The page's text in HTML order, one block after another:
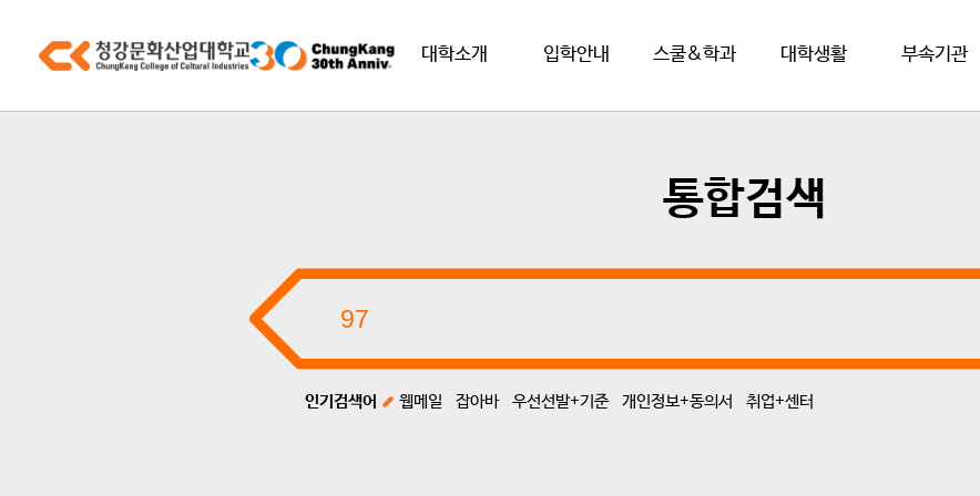
대학소개 입학안내 스쿨&학과 대학생활 부속기관
통합검색
인기검색어 웹메일 잡아바 우선선발+기준 개인정보+동의서 취업+센터